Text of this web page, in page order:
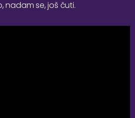
nadam se, još čuti.